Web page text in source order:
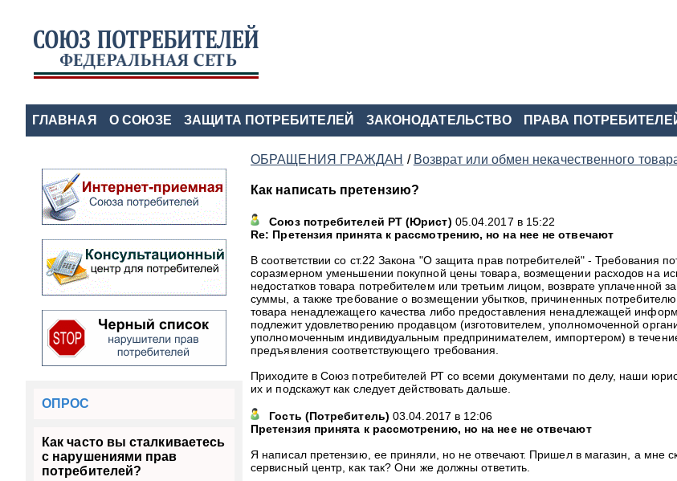
ГЛАВНАЯ О СОЮЗЕ ЗАЩИТА ПОТРЕБИТЕЛЕЙ ЗАКОНОДАТЕЛЬСТВО ПРАВА
ОПРОС
Как часто вы сталкиваетесь
с нарушениями прав
потребителей?
ОБРАЩЕНИЯ ГРАЖДАН / Возврат или обмен некачественного
Как написать претензию?
Союз потребителей РТ(Юрист) 05.04.2017 в 15:22
Re: Претензия принята к рассмотрению, но на нее не отвечают
В соответствии со ст.22 Закона "О защита прав потребителей" - Требования
соразмерном уменьшении покупной цены товара, возмещении расходов на
недостатков товара потребителем или третьим лицом, возврате уплаченной
суммы, а также требование о возмещении убытков, причиненных
товара ненадлежащего качества либо предоставления ненадлежащей
подлежит удовлетворению продавцом (изготовителем, уполномоченной
уполномоченным индивидуальным предпринимателем, импортером) в
предъявления соответствующего требования.
Приходите в Союз потребителей РТ со всеми документами по делу, наши
их и подскажут как следует действовать дальше.
Гость (Потребитель) 03.04.2017 в 12:06
Претензия принята к рассмотрению, но на нее не отвечают
Я написал претензию, ее приняли, но не отвечают. Пришел в магазин, а мне
сервисный центр, как так? Они же должны ответить.